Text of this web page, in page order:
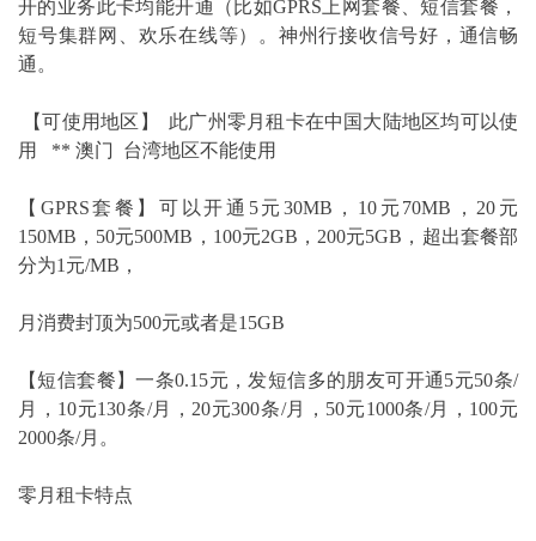
开的业务此卡均能开通（比如GPRS上网套餐、短信套餐，
短号集群网、欢乐在线等）。神州行接收信号好，通信畅
通。
【可使用地区】 此广州零月租卡在中国大陆地区均可以使
用 ** 澳门 台湾地区不能使用
【GPRS套餐】可以开通5元30MB，10元70MB，20元
150MB，50元500MB，100元2GB，200元5GB，超出套餐部
分为1元/MB，
月消费封顶为500元或者是15GB
【短信套餐】一条0.15元，发短信多的朋友可开通5元50条/
月，10元130条/月，20元300条/月，50元1000条/月，100元
2000条/月。
零月租卡特点